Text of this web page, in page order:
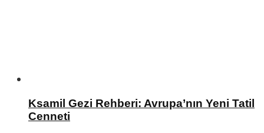
Ksamil Gezi Rehberi: Avrupa’nın Yeni Tatil
Cenneti